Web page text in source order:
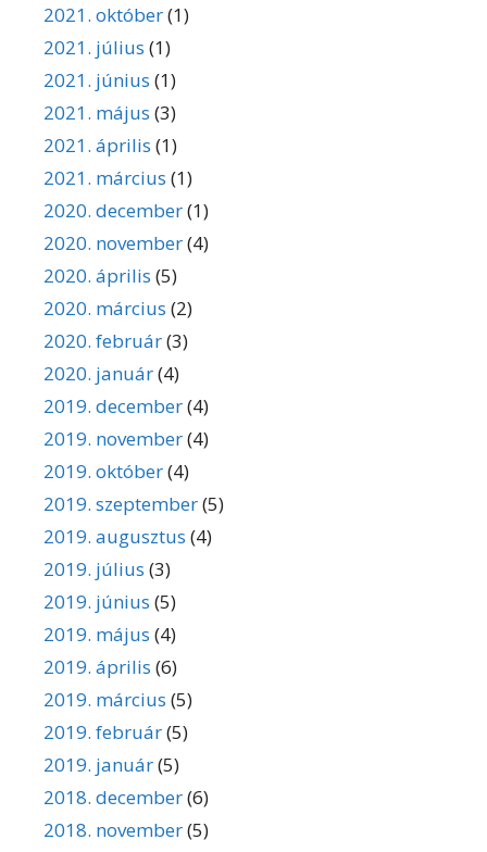
2021. október(1)
2021. július (1)
2021. június (1)
2021. május (3)
2021. április (1)
2021. március (1)
2020. december(1)
2020. november(4)
2020. április (5)
2020. március (2)
2020. február(3)
2020. január(4)
2019. december(4)
2019. november(4)
2019. október(4)
2019. szeptember(5)
2019. augusztus (4)
2019. július (3)
2019. június (5)
2019. május (4)
2019. április (6)
2019. március (5)
2019. február(5)
2019. január(5)
2018. december(6)
2018. november(5)